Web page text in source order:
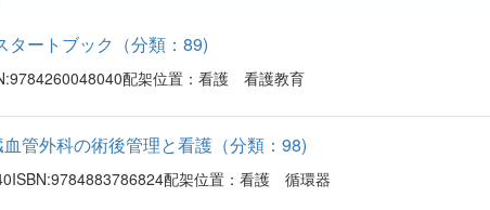
タートブック（分類：89)
配架位置：看護 看護教育
管外科の術後管理と看護（分類：98)
配架位置：看護 循環器